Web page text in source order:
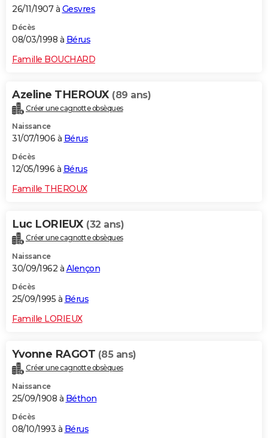
26/11/1907 à Gesvres
Décès
08/03/1998 à Bérus
Famille BOUCHARD
Azeline THEROUX (89 ans)
Créer une cagnotte obsèques
Naissance
31/07/1906 à Bérus
Décès
12/05/1996 à Bérus
Famille THEROUX
Luc LORIEUX (32 ans)
Créer une cagnotte obsèques
Naissance
30/09/1962 à Alençon
Décès
25/09/1995 à Bérus
Famille LORIEUX
Yvonne RAGOT (85 ans)
Créer une cagnotte obsèques
Naissance
25/09/1908 à Béthon
Décès
08/10/1993 à Bérus